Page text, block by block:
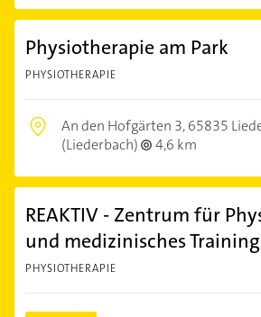
Physiotherapie am Park
PHYSIOTHERAPIE
An den Hofgärten 3,65835
(Liederbach)
4,6 km
REAKTIV - Zentrum für
und medizinisches Training
PHYSIOTHERAPIE